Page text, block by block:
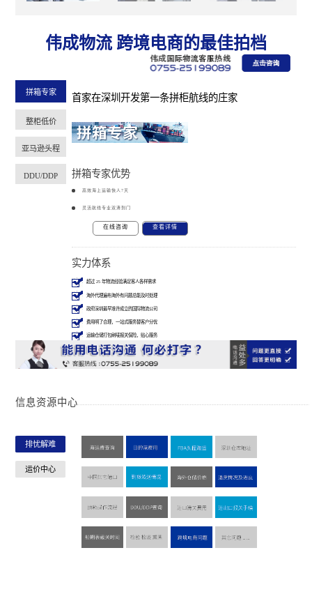
伟成的贡献，今后，我们将加大与伟成
物流的合作力度，伟成物流的系统化、
靠。
伟成物流 跨境电商的最佳拍档
拼箱专家
整柜低价
亚马逊头程
DDU/DDP
首家在深圳开发第一条拼柜航线的庄家
拼箱专家优势
高效海上运输快人7天
灵活航线专业双清到门
在线咨询 查看详情
实力体系
超过 25 年物流经验满足客人各样需求
海外代理遍布海外有问题总能及时处理
政府深圳最早准许成立的国际物流公司
费用明了合理，一站式服务替客户分忧
运输仓储打包刷唛报关保险，贴心服务
提单保险美国FMC 联邦海事特别认证
信息资源中心
排忧解难
运价中心